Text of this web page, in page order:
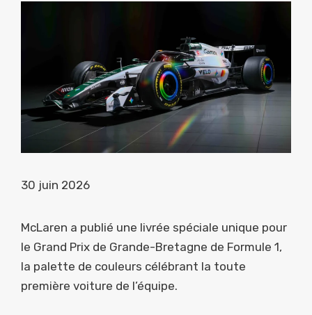
30 juin 2026
McLaren a publié une livrée spéciale unique pour
le Grand Prix de Grande-Bretagne de Formule 1,
la palette de couleurs célébrant la toute
première voiture de l’équipe.